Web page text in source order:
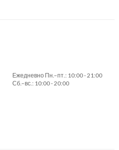
Ежедневно Пн.–пт.: 10:00 - 21:00
Сб.–вс.: 10:00 - 20:00